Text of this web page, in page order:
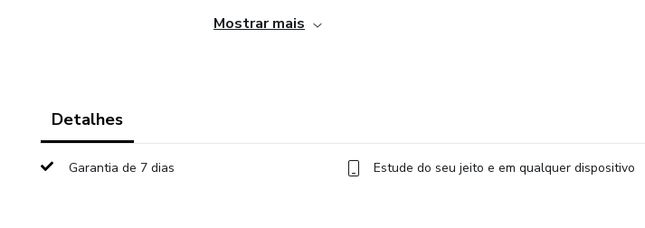
Mostrar mais
Detalhes
Garantia de 7 dias Estude do seu jeito e em qualquer dispositivo